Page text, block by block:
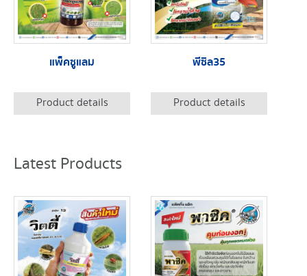
แพ็คซูแลม
Product details
พีซิล35
Product details
Latest Products